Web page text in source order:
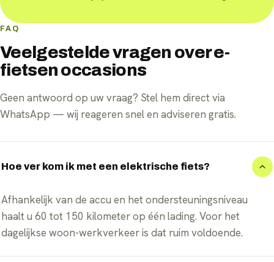
FAQ
Veelgestelde vragen over e-
fietsen occasions
Geen antwoord op uw vraag? Stel hem direct via
WhatsApp — wij reageren snel en adviseren gratis.
Hoe ver kom ik met een elektrische fiets?
Afhankelijk van de accu en het ondersteuningsniveau
haalt u 60 tot 150 kilometer op één lading. Voor het
dagelijkse woon-werkverkeer is dat ruim voldoende.